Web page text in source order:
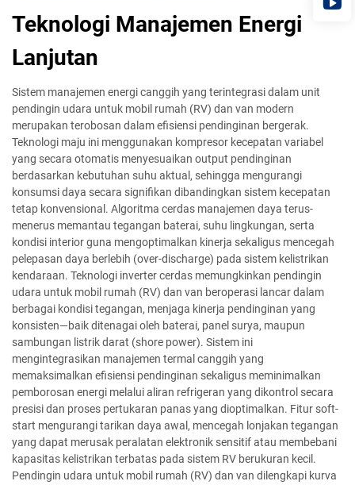
Teknologi Manajemen Energi
Lanjutan
Sistem manajemen energi canggih yang terintegrasi dalam unit
pendingin udara untuk mobil rumah (RV) dan van modern
merupakan terobosan dalam efisiensi pendinginan bergerak.
Teknologi maju ini menggunakan kompresor kecepatan variabel
yang secara otomatis menyesuaikan output pendinginan
berdasarkan kebutuhan suhu aktual, sehingga mengurangi
konsumsi daya secara signifikan dibandingkan sistem kecepatan
tetap konvensional. Algoritma cerdas manajemen daya terus-
menerus memantau tegangan baterai, suhu lingkungan, serta
kondisi interior guna mengoptimalkan kinerja sekaligus mencegah
pelepasan daya berlebih (over-discharge) pada sistem kelistrikan
kendaraan. Teknologi inverter cerdas memungkinkan pendingin
udara untuk mobil rumah (RV) dan van beroperasi lancar dalam
berbagai kondisi tegangan, menjaga kinerja pendinginan yang
konsisten—baik ditenagai oleh baterai, panel surya, maupun
sambungan listrik darat (shore power). Sistem ini
mengintegrasikan manajemen termal canggih yang
memaksimalkan efisiensi pendinginan sekaligus meminimalkan
pemborosan energi melalui aliran refrigeran yang dikontrol secara
presisi dan proses pertukaran panas yang dioptimalkan. Fitur soft-
start mengurangi tarikan daya awal, mencegah lonjakan tegangan
yang dapat merusak peralatan elektronik sensitif atau membebani
kapasitas kelistrikan terbatas pada sistem RV berukuran kecil.
Pendingin udara untuk mobil rumah (RV) dan van dilengkapi kurva